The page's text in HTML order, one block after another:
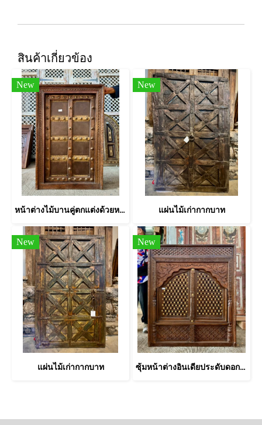
สินค้าเกี่ยวข้อง
New
หน้าต่างไม้บานคู่ตกแต่งด้วยหมุดทองเหลือง
New
แผ่นไม้เก่ากากบาท
New
แผ่นไม้เก่ากากบาท
New
ซุ้มหน้าต่างอินเดียประดับดอกไม้ทองเหลืองเต็มบาน